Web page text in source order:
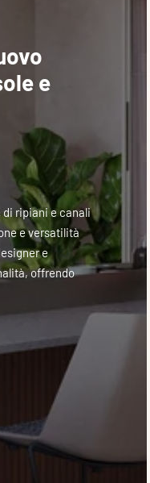
e
di ripiani e canali
e versatilità
e
offrendo